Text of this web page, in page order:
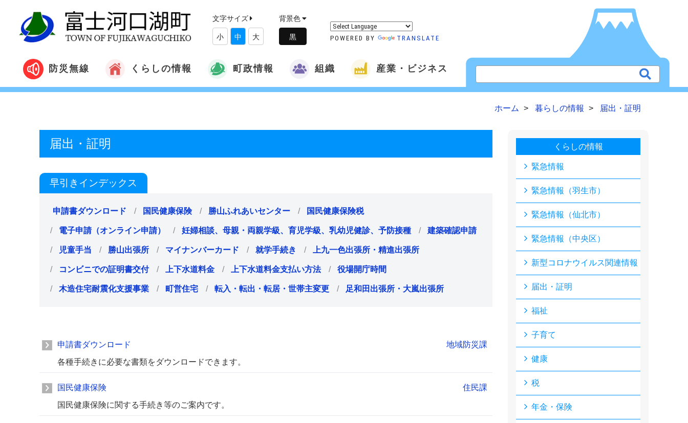
文字サイズ
小 中 大
背景色
POWERED BY TRANSLATE
防災無線 くらしの情報 町政情報 組織 産業・ビジネス
ホーム 暮らしの情報 届出・証明
届出・証明
早引きインデックス
申請書ダウンロード 国民健康保険 勝山ふれあいセンター 国民健康保険税
電子申請（オンライン申請） 妊婦相談、母親・両親学級、育児学級、乳幼児健診、予防接種 建築確認申請
児童手当 勝山出張所 マイナンバーカード 就学手続き 上九一色出張所・精進出張所
コンビニでの証明書交付 上下水道料金 上下水道料金支払い方法 役場開庁時間
木造住宅耐震化支援事業 町営住宅 転入・転出・転居・世帯主変更 足和田出張所・大嵐出張所
申請書ダウンロード
地域防災課
各種手続きに必要な書類をダウンロードできます。
国民健康保険
住民課
国民健康保険に関する手続き等のご案内です。
くらしの情報
緊急情報
緊急情報（羽生市）
緊急情報（仙北市）
緊急情報（中央区）
新型コロナウイルス関連情報
届出・証明
福祉
子育て
健康
税
年金・保険